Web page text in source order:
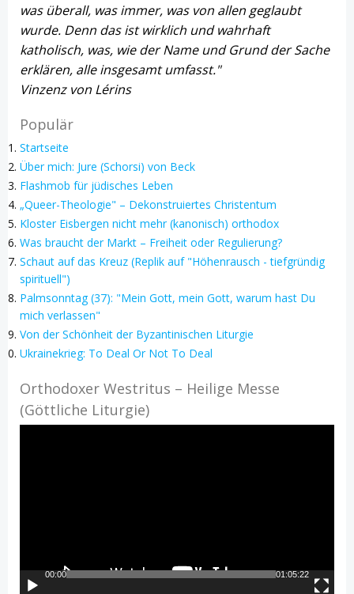
was überall, was immer, was von allen geglaubt
wurde. Denn das ist wirklich und wahrhaft
katholisch, was, wie der Name und Grund der Sache
erklären, alle insgesamt umfasst."
Vinzenz von Lérins
Populär
Startseite
Über mich: Jure (Schorsi) von Beck
Flashmob für jüdisches Leben
„Queer-Theologie" – Dekonstruiertes Christentum
Kloster Eisbergen nicht mehr (kanonisch) orthodox
Was braucht der Markt – Freiheit oder Regulierung?
Schaut auf das Kreuz (Replik auf "Höhenrausch - tiefgründig
spirituell")
Palmsonntag (37): "Mein Gott, mein Gott, warum hast Du
mich verlassen"
Von der Schönheit der Byzantinischen Liturgie
Ukrainekrieg: To Deal Or Not To Deal
Orthodoxer Westritus – Heilige Messe
(Göttliche Liturgie)
00:00 01:05:22